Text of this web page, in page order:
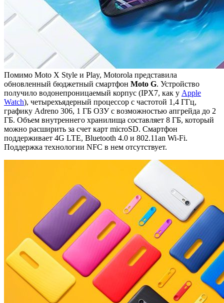
Помимо Moto X Style и Play, Motorola представила
обновленный бюджетный смартфон Moto G. Устройство
получило водонепроницаемый корпус (IPX7, как у Apple
Watch), четырехъядерный процессор с частотой 1,4 ГГц,
графику Adreno 306, 1 ГБ ОЗУ с возможностью апгрейда до 2
ГБ. Объем внутреннего хранилища составляет 8 ГБ, который
можно расширить за счет карт microSD. Смартфон
поддерживает 4G LTE, Bluetooth 4.0 и 802.11an Wi-Fi.
Поддержка технологии NFC в нем отсутствует.